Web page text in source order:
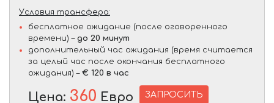
Условия трансфера:
бесплатное ожидание (после оговоренного
времени) – до 20 минут
дополнительный час ожидания (время считается
за целый час после окончания бесплатного
ожидания) – € 120 в час
Цена: 360 Евро ЗАПРОСИТЬ